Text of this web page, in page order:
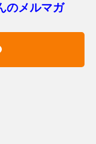
のメルマガ